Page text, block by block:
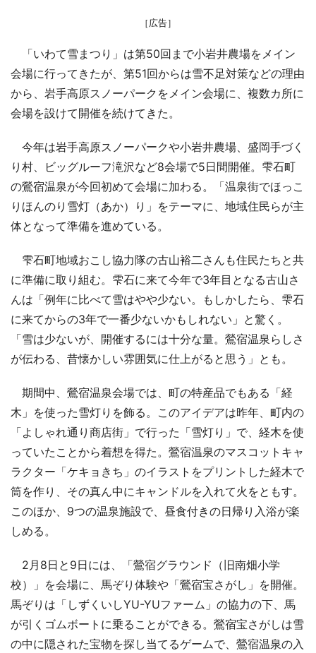
［広告］
「いわて雪まつり」は第50回まで小岩井農場をメイン
会場に行ってきたが、第51回からは雪不足対策などの理由
から、岩手高原スノーパークをメイン会場に、複数カ所に
会場を設けて開催を続けてきた。
今年は岩手高原スノーパークや小岩井農場、盛岡手づく
り村、ビッグルーフ滝沢など8会場で5日間開催。雫石町
の鶯宿温泉が今回初めて会場に加わる。「温泉街でほっこ
りほんのり雪灯（あか）り」をテーマに、地域住民らが主
体となって準備を進めている。
雫石町地域おこし協力隊の古山裕二さんも住民たちと共
に準備に取り組む。雫石に来て今年で3年目となる古山さ
んは「例年に比べて雪はやや少ない。もしかしたら、雫石
に来てからの3年で一番少ないかもしれない」と驚く。
「雪は少ないが、開催するには十分な量。鶯宿温泉らしさ
が伝わる、昔懐かしい雰囲気に仕上がると思う」とも。
期間中、鶯宿温泉会場では、町の特産品でもある「経
木」を使った雪灯りを飾る。このアイデアは昨年、町内の
「よしゃれ通り商店街」で行った「雪灯り」で、経木を使
っていたことから着想を得た。鶯宿温泉のマスコットキャ
ラクター「ケキョきち」のイラストをプリントした経木で
筒を作り、その真ん中にキャンドルを入れて火をともす。
このほか、9つの温泉施設で、昼食付きの日帰り入浴が楽
しめる。
2月8日と9日には、「鶯宿グラウンド（旧南畑小学
校）」を会場に、馬ぞり体験や「鶯宿宝さがし」を開催。
馬ぞりは「しずくいしYU-YUファーム」の協力の下、馬
が引くゴムボートに乗ることができる。鶯宿宝さがしは雪
の中に隠された宝物を探し当てるゲームで、鶯宿温泉の入